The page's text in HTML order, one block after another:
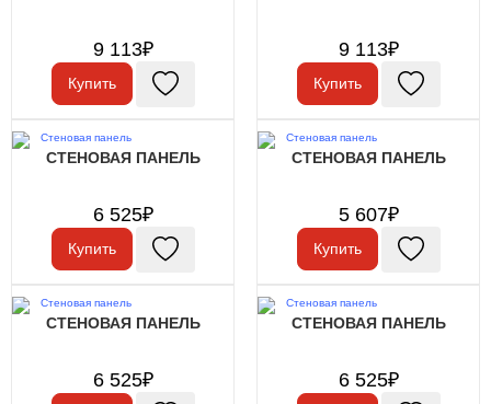
9 113₽
Купить
9 113₽
Купить
СТЕНОВАЯ ПАНЕЛЬ
6 525₽
Купить
СТЕНОВАЯ ПАНЕЛЬ
5 607₽
Купить
СТЕНОВАЯ ПАНЕЛЬ
6 525₽
СТЕНОВАЯ ПАНЕЛЬ
6 525₽